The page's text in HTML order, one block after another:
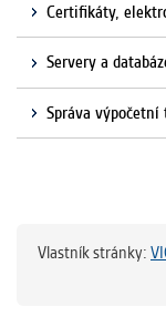
Certifikáty,
Servery a
Správa
Vlastník stránky: